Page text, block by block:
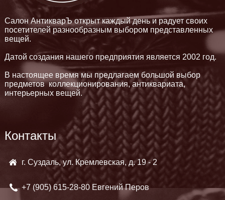
Салон АнтикварЪ открыт каждый день и радует своих
посетителей разнообразным выбором представленных
вещей.
Датой создания нашего предприятия является 2002 год.
В настоящее время мы предлагаем большой выбор
предметов коллекционирования, антиквариата,
интерьерных вещей.
Контакты
г. Суздаль, ул. Кремлевская, д. 19 - 2
+7 (905)615-28-80 Евгений Перов